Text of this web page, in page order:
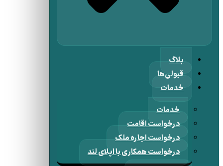
بلاگ
قبولی‌ها
خدمات
خدمات
درخواست اقامت
درخواست اجاره ملک
درخواست همکاری با اپلای لند